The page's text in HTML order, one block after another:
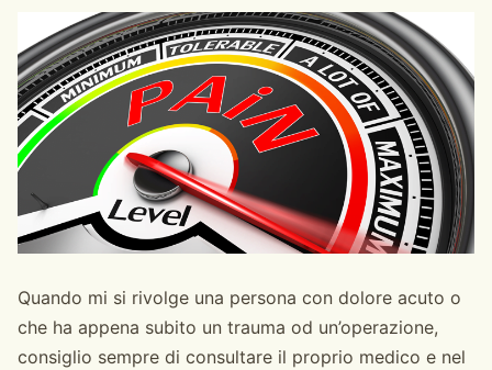
Quando mi si rivolge una persona con dolore acuto o
che ha appena subito un trauma od un’operazione,
consiglio sempre di consultare il proprio medico e nel